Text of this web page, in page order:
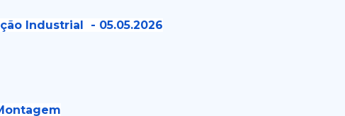
Industrial - 05.05.2026